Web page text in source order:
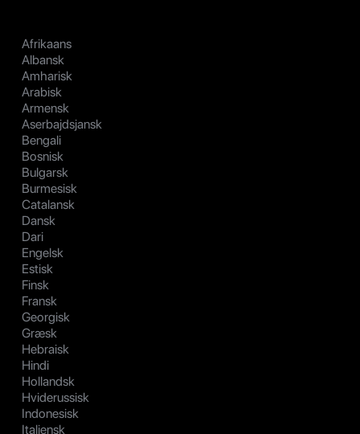
Afrikaans
Albansk
Amharisk
Arabisk
Armensk
Aserbajdsjansk
Bengali
Bosnisk
Bulgarsk
Burmesisk
Catalansk
Dansk
Dari
Engelsk
Estisk
Finsk
Fransk
Georgisk
Græsk
Hebraisk
Hindi
Hollandsk
Hviderussisk
Indonesisk
Italiensk